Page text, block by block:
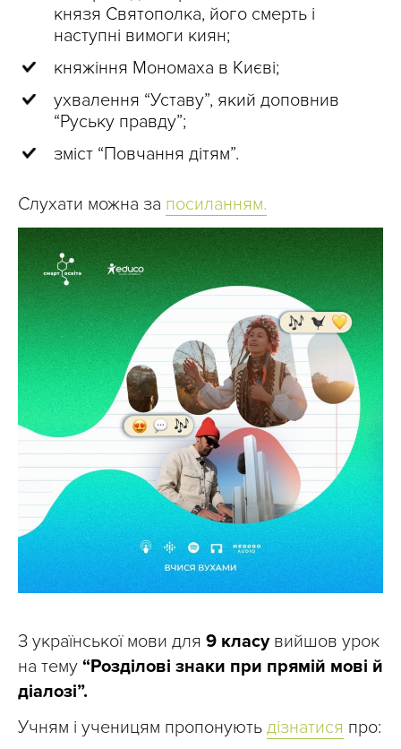
князя Святополка, його смерть і
наступні вимоги киян;
княжіння Мономаха в Києві;
ухвалення “Уставу”, який доповнив
“Руську правду”;
зміст “Повчання дітям”.
Слухати можна за посиланням.
З української мови для 9 класувийшов урок
на тему “Розділові знаки при прямій мові й
діалозі”.
Учням і ученицям пропонують дізнатися про: